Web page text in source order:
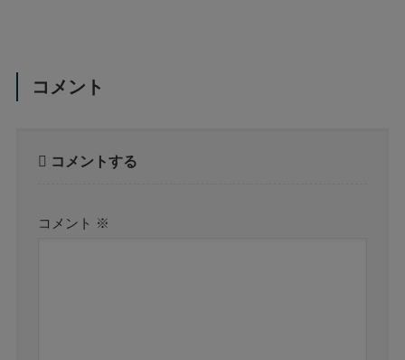
コメント
コメントする
コメント ※